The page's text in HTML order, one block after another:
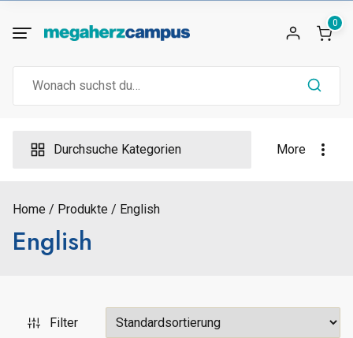
0
Durchsuche Kategorien More
Home Produkte English
English
Filter